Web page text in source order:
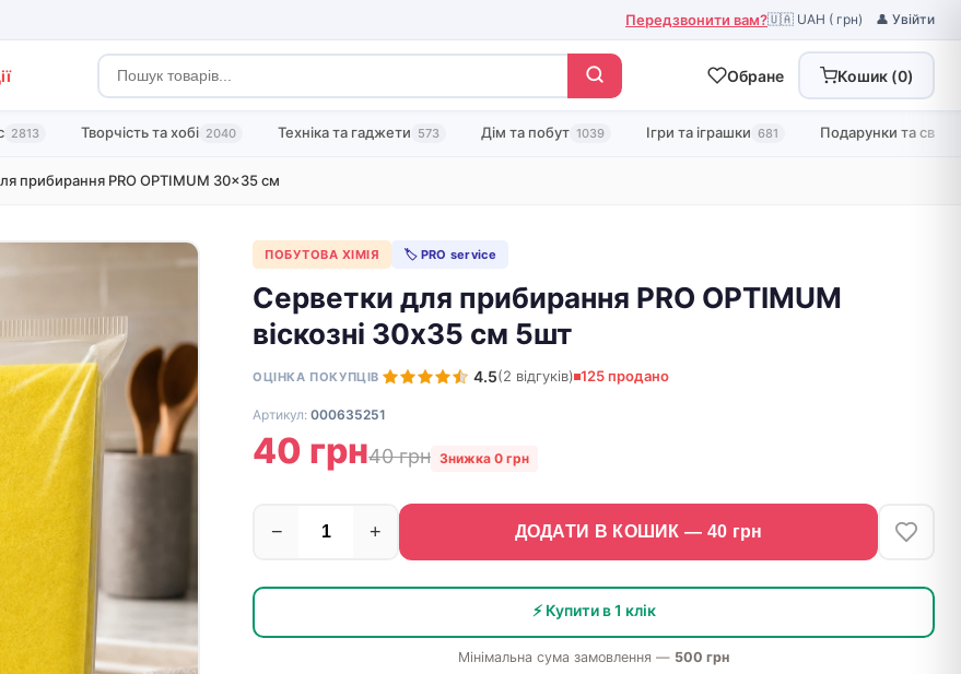
Передзвонити вам?🇺🇦 UAH ( грн) 👤 Увійти
Обране Кошик (0)
2813 Творчість та хобі 2040 Техніка та гаджети 573 Дім та побут 1039 Ігри та іграшки 681 Подарунки та свята
прибирання PRO OPTIMUM 30×35 см
ПОБУТОВА ХІМІЯ 🏷 PRO service
Серветки для прибирання PRO OPTIMUM
віскозні 30х35 см 5шт
ОЦІНКА ПОКУПЦІВ 4.5(2 відгуків) 125 продано
Артикул: 000635251
40 грн40 грн Знижка 0 грн
− + ДОДАТИ В КОШИК — 40 грн
⚡ Купити в 1 клік
Мінімальна сума замовлення — 500 грн